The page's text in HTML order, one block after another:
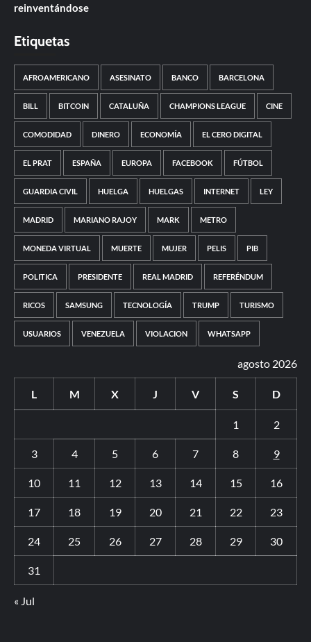
reinventándose
Etiquetas
AFROAMERICANO ASESINATO BANCO BARCELONA
BILL BITCOIN CATALUÑA CHAMPIONS LEAGUE CINE
COMODIDAD DINERO ECONOMÍA EL CERO DIGITAL
EL PRAT ESPAÑA EUROPA FACEBOOK FÚTBOL
GUARDIA CIVIL HUELGA HUELGAS INTERNET LEY
MADRID MARIANO RAJOY MARK METRO
MONEDA VIRTUAL MUERTE MUJER PELIS PIB
POLITICA PRESIDENTE REAL MADRID REFERÉNDUM
RICOS SAMSUNG TECNOLOGÍA TRUMP TURISMO
USUARIOS VENEZUELA VIOLACION WHATSAPP
agosto 2026
L M X J V S D
1 2
3 4 5 6 7 8 9
10 11 12 13 14 15 16
17 18 19 20 21 22 23
24 25 26 27 28 29 30
31
« Jul